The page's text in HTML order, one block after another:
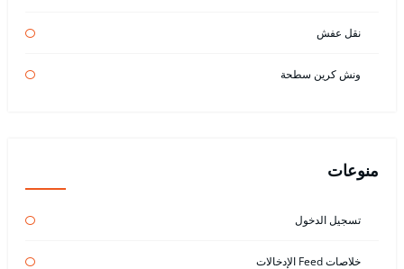
نقل عفش
ونش كرين سطحة
منوعات
تسجيل الدخول
خلاصات Feed الإدخالات